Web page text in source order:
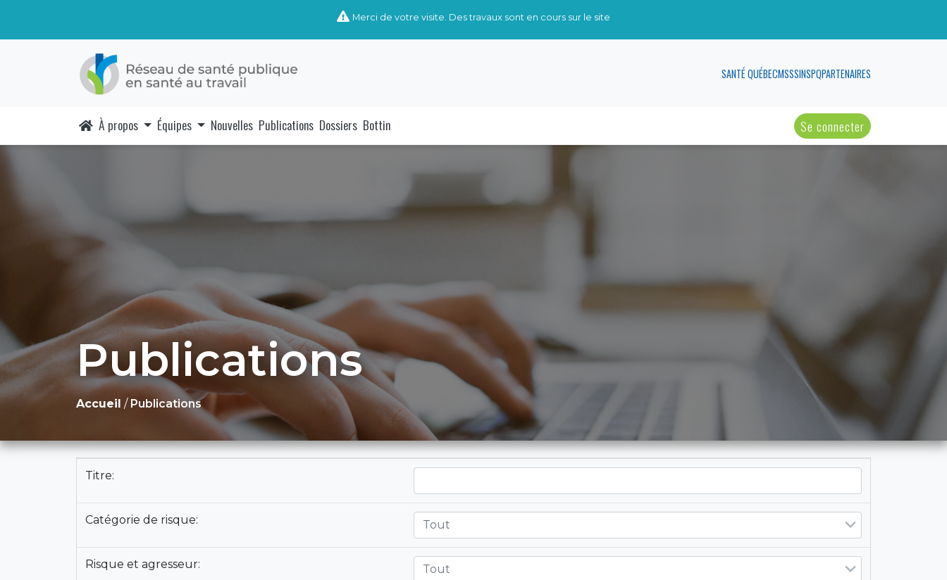
Merci de votre visite. Des travaux sont en cours sur le site
SANTÉ QUÉBECMSSSINSPQPARTENAIRES
À propos Équipes Nouvelles Publications Dossiers Bottin Se connecter
Publications
Accueil / Publications
Titre:
Catégorie de risque: Tout
Risque et agresseur: Tout